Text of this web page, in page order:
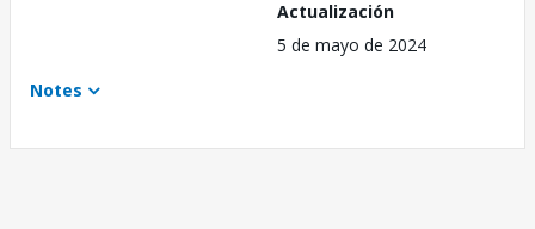
Actualización
5 de mayo de 2024
Notes